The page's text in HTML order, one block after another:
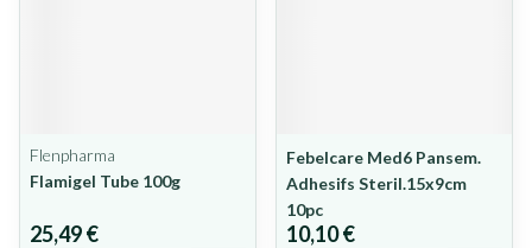
Flenpharma
Flamigel Tube 100g
25,49 €
Febelcare Med6 Pansem.
Adhesifs Steril.15x9cm
10pc
10,10 €